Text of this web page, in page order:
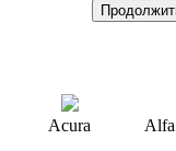
Acura